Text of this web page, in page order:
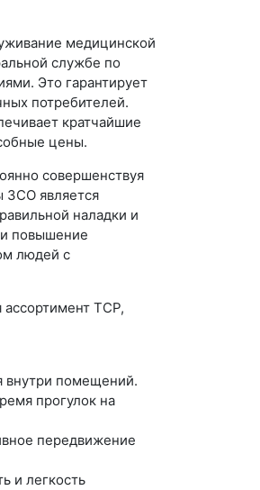
медицинской
службе по
Это гарантирует
потребителей.
кратчайшие
цены.
совершенствуя
ЗСО является
наладки и
и повышение
людей с
ТСР,
внутри помещений.
прогулок на
передвижение
и легкость